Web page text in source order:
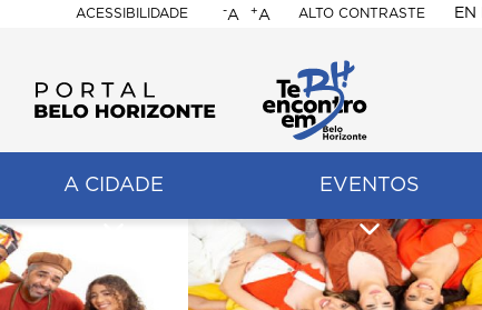
ACESSIBILIDADE
BELO
HORIZONTE
-A +A ALTO CONTRASTE EN
A CIDADE EVENTOS